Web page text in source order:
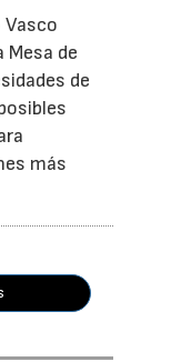
de
de
más